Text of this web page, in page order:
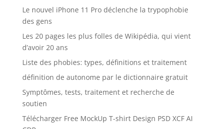
Le nouvel iPhone 11 Pro déclenche la trypophobie
des gens
Les 20 pages les plus folles de Wikipédia, qui vient
d’avoir 20 ans
Liste des phobies: types, définitions et traitement
définition de autonome par le dictionnaire gratuit
Symptômes, tests, traitement et recherche de
soutien
Télécharger Free MockUp T-shirt Design PSD XCF AI